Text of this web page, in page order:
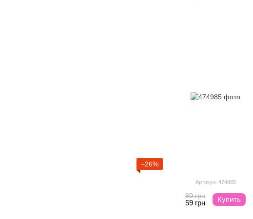
−26%
Артикул: 474985
80 грн
59 грн Купить